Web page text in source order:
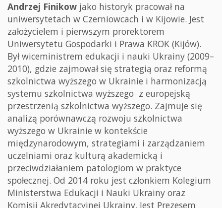
Andrzej Finikow jako historyk pracował na
uniwersytetach w Czerniowcach i w Kijowie. Jest
założycielem i pierwszym prorektorem
Uniwersytetu Gospodarki i Prawa KROK (Kijów).
Był wiceministrem edukacji i nauki Ukrainy (2009–
2010), gdzie zajmował się strategią oraz reformą
szkolnictwa wyższego w Ukrainie i harmonizacją
systemu szkolnictwa wyższego z europejską
przestrzenią szkolnictwa wyższego. Zajmuje się
analizą porównawczą rozwoju szkolnictwa
wyższego w Ukrainie w kontekście
międzynarodowym, strategiami i zarządzaniem
uczelniami oraz kulturą akademicką i
przeciwdziałaniem patologiom w praktyce
społecznej. Od 2014 roku jest członkiem Kolegium
Ministerstwa Edukacji i Nauki Ukrainy oraz
Komisji Akredytacyjnej Ukrainy. Jest Prezesem